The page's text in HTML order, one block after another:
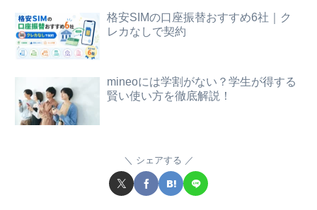
格安SIMの口座振替おすすめ6社｜ク
レカなしで契約
mineoには学割がない？学生が得する
賢い使い方を徹底解説！
シェアする